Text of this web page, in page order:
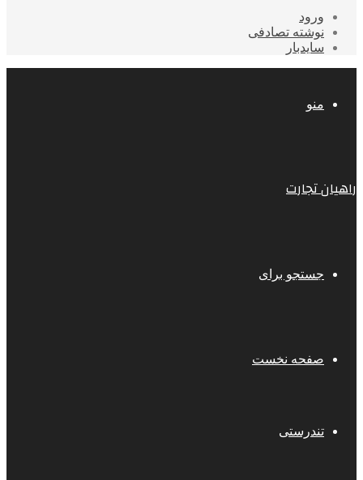
ورود
نوشته تصادفی
سایدبار
منو
راهیان تجارت
جستجو برای
صفحه نخست
تندرستی